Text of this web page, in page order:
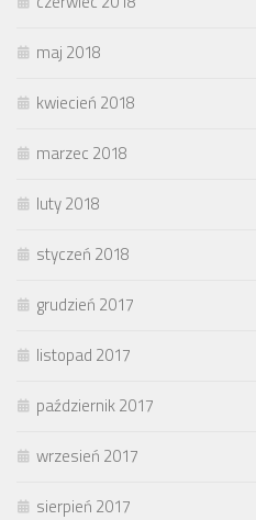
maj 2018
kwiecień 2018
marzec 2018
luty 2018
styczeń 2018
grudzień 2017
listopad 2017
październik 2017
wrzesień 2017
sierpień 2017